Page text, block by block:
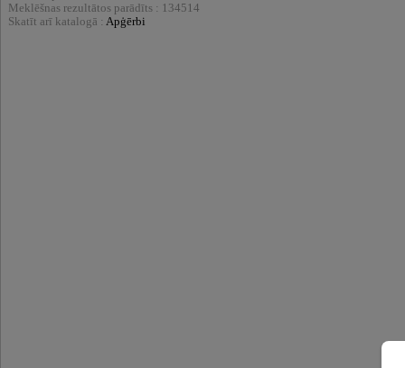
Meklēšnas rezultātos parādīts : 134514
Skatīt arī katalogā : Apģērbi